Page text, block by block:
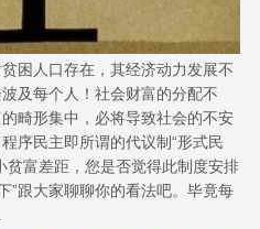
困人口存在，其经济动力发展不
及每个人！社会财富的分配不
畸形集中，必将导致社会的不安
序民主即所谓的代议制“形式民
贫富差距，您是否觉得此制度安排
”跟大家聊聊你的看法吧。毕竟每